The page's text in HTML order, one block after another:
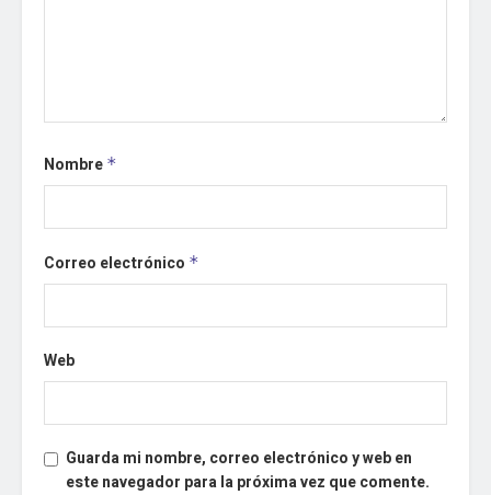
Nombre *
Correo electrónico *
Web
Guarda mi nombre, correo electrónico y web en
este navegador para la próxima vez que comente.